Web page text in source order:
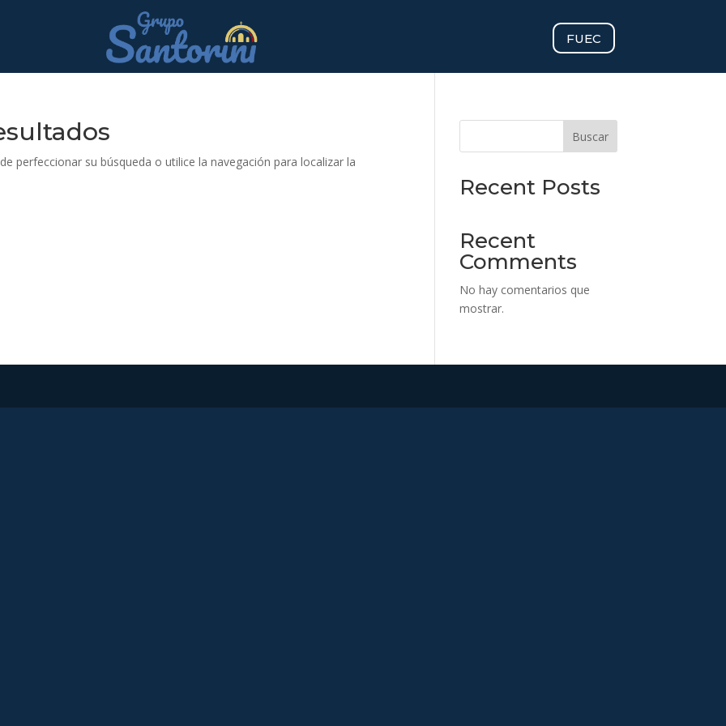
FUEC
perfeccionar su búsqueda o utilice la navegación para localizar la
Buscar
Recent Posts
Recent
Comments
No hay comentarios que
mostrar.